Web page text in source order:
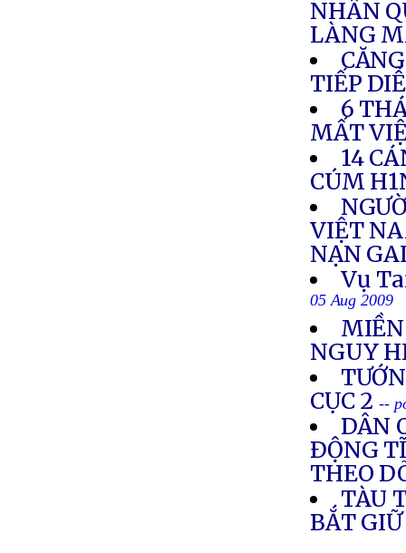
NHÂN
LÀNG
TIẾP
6
MẤT
14
CÚM
VIỆT
NẠN
Vụ
05 Aug 2009
NGUY
CỤC 2 --
DÂN
ÐỘNG
THEO
TÀU
BẮT